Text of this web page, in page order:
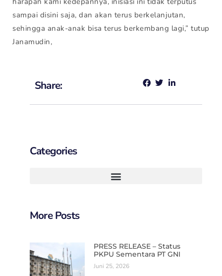
sampai disini saja, dan akan terus berkelanjutan,
sehingga anak-anak bisa terus berkembang lagi,” tutup
Janamudin,
Share:
Categories
More Posts
PRESS RELEASE – Status
PKPU Sementara PT GNI
Juni 25, 2026